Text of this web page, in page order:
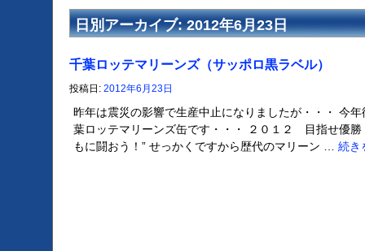
日別アーカイブ:2012年6月23日
千葉ロッテマリーンズ（サッポロ黒ラベル）
投稿日: 2012年6月23日
昨年は震災の影響で生産中止になりましたが・・・ 今
葉ロッテマリーンズ缶です・・・ ２０１２ 目指せ優勝
もに闘おう！” せっかくですから歴代のマリーン … 続き